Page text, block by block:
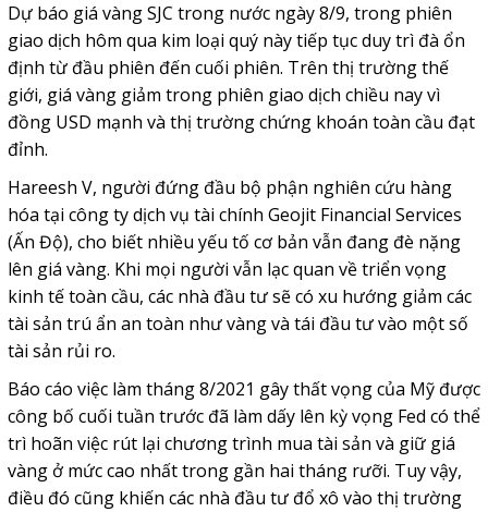
Dự báo giá vàng SJC trong nước ngày 8/9, trong phiên
giao dịch hôm qua kim loại quý này tiếp tục duy trì đà ổn
định từ đầu phiên đến cuối phiên. Trên thị trường thế
giới, giá vàng giảm trong phiên giao dịch chiều nay vì
đồng USD mạnh và thị trường chứng khoán toàn cầu đạt
đỉnh.
Hareesh V, người đứng đầu bộ phận nghiên cứu hàng
hóa tại công ty dịch vụ tài chính Geojit Financial Services
(Ấn Độ), cho biết nhiều yếu tố cơ bản vẫn đang đè nặng
lên giá vàng. Khi mọi người vẫn lạc quan về triển vọng
kinh tế toàn cầu, các nhà đầu tư sẽ có xu hướng giảm các
tài sản trú ẩn an toàn như vàng và tái đầu tư vào một số
tài sản rủi ro.
Báo cáo việc làm tháng 8/2021 gây thất vọng của Mỹ được
công bố cuối tuần trước đã làm dấy lên kỳ vọng Fed có thể
trì hoãn việc rút lại chương trình mua tài sản và giữ giá
vàng ở mức cao nhất trong gần hai tháng rưỡi. Tuy vậy,
điều đó cũng khiến các nhà đầu tư đổ xô vào thị trường